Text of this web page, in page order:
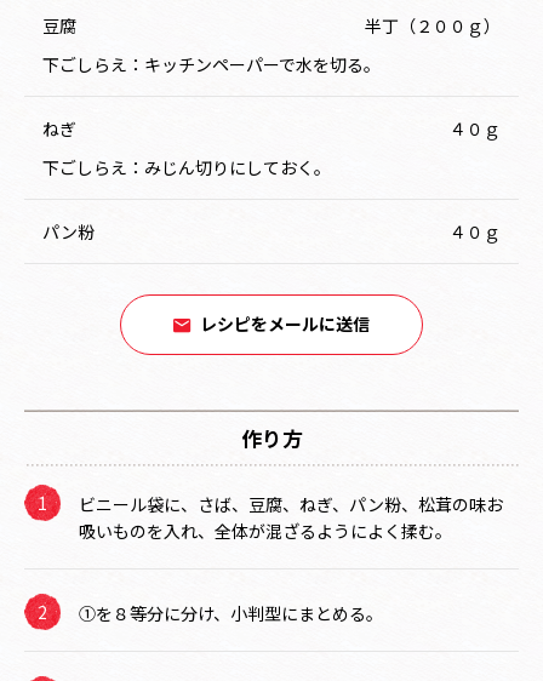
豆腐
半丁（２００ｇ）
下ごしらえ：キッチンペーパーで水を切る。
ねぎ
４０ｇ
下ごしらえ：みじん切りにしておく。
パン粉 ４０ｇ
レシピをメールに送信
作り方
ビニール袋に、さば、豆腐、ねぎ、パン粉、松茸の味お
吸いものを入れ、全体が混ざるようによく揉む。
①を８等分に分け、小判型にまとめる。